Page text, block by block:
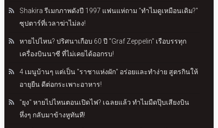
Shakira รีเมกภาพดังปี 1997 แฟนแห่ถาม "ทำไมดูเหมือนเดิม?"
ซุปตาร์ที่เวลาฆ่าไม่ลง!
หายไปไหน? ปริศนาเกือบ 60 ปี "Graf Zeppelin" เรือบรรทุก
เครื่องบินนาซี ที่ไม่เคยได้ออกรบ!
4 เมนูบ้านๆ แต่เป็น "ราชาแห่งผัก" อร่อยและทำง่าย สูตรกินให้
อายุยืน ดีต่อกระเพาะอาหาร!
"ยุง" หายไปไหนตอนเปิดไฟ? เฉลยแล้ว ทำไมมืดปุ๊บเสียงบิน
หึ่งๆ กลับมาข้างหูทันที!